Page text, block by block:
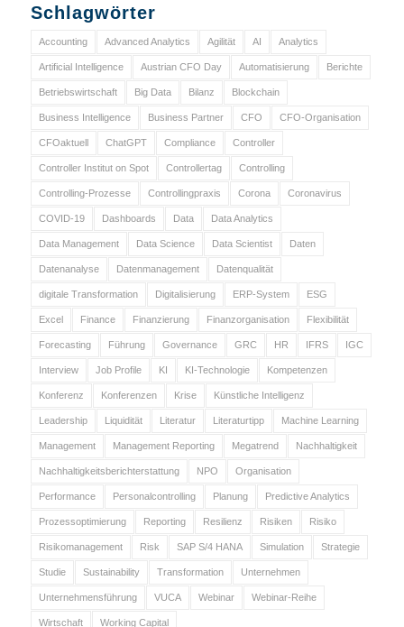
Schlagwörter
Accounting Advanced Analytics Agilität AI Analytics
Artificial Intelligence Austrian CFO Day Automatisierung Berichte
Betriebswirtschaft Big Data Bilanz Blockchain
Business Intelligence Business Partner CFO CFO-Organisation
CFOaktuell ChatGPT Compliance Controller
Controller Institut on Spot Controllertag Controlling
Controlling-Prozesse Controllingpraxis Corona Coronavirus
COVID-19 Dashboards Data Data Analytics
Data Management Data Science Data Scientist Daten
Datenanalyse Datenmanagement Datenqualität
digitale Transformation Digitalisierung ERP-System ESG
Excel Finance Finanzierung Finanzorganisation Flexibilität
Forecasting Führung Governance GRC HR IFRS IGC
Interview Job Profile KI KI-Technologie Kompetenzen
Konferenz Konferenzen Krise Künstliche Intelligenz
Leadership Liquidität Literatur Literaturtipp Machine Learning
Management Management Reporting Megatrend Nachhaltigkeit
Nachhaltigkeitsberichterstattung NPO Organisation
Performance Personalcontrolling Planung Predictive Analytics
Prozessoptimierung Reporting Resilienz Risiken Risiko
Risikomanagement Risk SAP S/4 HANA Simulation Strategie
Studie Sustainability Transformation Unternehmen
Unternehmensführung VUCA Webinar Webinar-Reihe
Wirtschaft Working Capital